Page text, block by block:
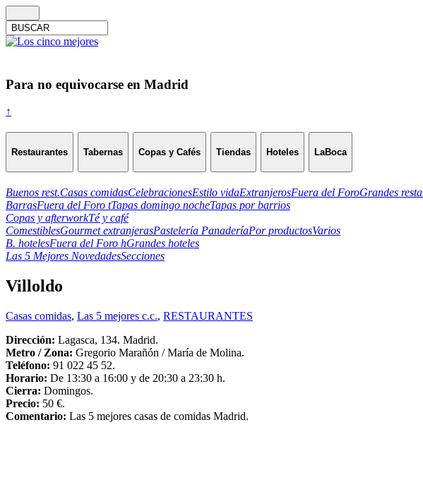
Para no equivocarse en Madrid
↑
Restaurantes Tabernas Copas y Cafés Tiendas Hoteles LaBoca
Buenos rest.Casas comidasCelebracionesEstilo vidaExtranjerosFuera del ForoGrandes
BarrasFuera del Foro tTapas domingo nocheTapas por barrios
Copas y afterworkTé y café
ComestiblesGourmet extranjerasPastelería PanaderíaPor productosVarios
B. hotelesFuera del Foro hGrandes hoteles
Las 5 Mejores NovedadesSecciones
Villoldo
Casas comidas, Las 5 mejores c.c., RESTAURANTES
Dirección: Lagasca, 134. Madrid.
Metro / Zona: Gregorio Marañón / María de Molina.
Teléfono: 91 022 45 52.
Horario: De 13:30 a 16:00 y de 20:30 a 23:30 h.
Cierra: Domingos.
Precio: 50 €.
Comentario: Las 5 mejores casas de comidas Madrid.